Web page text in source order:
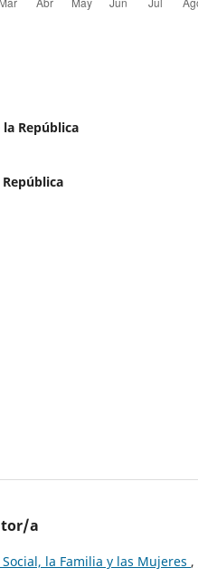
República
a
la Familia y las Mujeres ,